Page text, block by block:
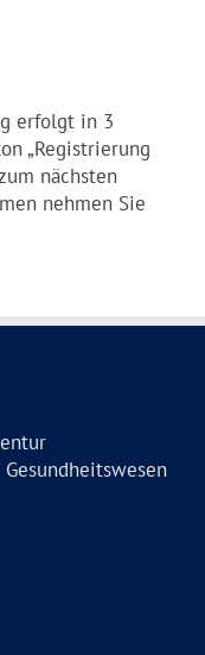
erfolgt in 3
„Registrierung
nächsten
nehmen Sie